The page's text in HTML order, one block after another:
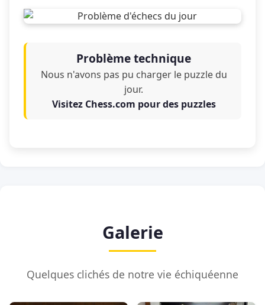
Problème technique
Nous n'avons pas pu charger le puzzle du
jour.
Visitez Chess.com pour des puzzles
Galerie
Quelques clichés de notre vie échiquéenne